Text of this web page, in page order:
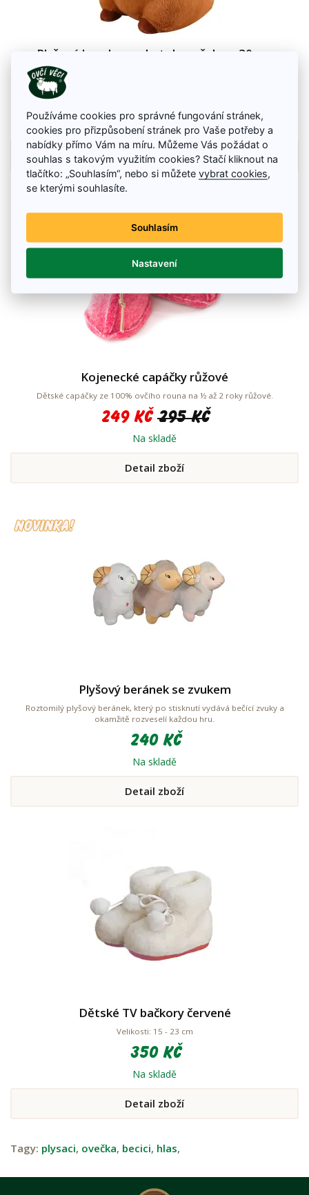
Plyšová kapybara s batohem želvou 30 cm
Je ideálním společníkem pro děti všech věkových kategorií a zároveň
stylovým doplňkem každého dětského pokojíčku.
Na skladě
Detail zboží
Kojenecké capáčky růžové
Dětské capáčky ze 100% ovčího rouna na ½ až 2 roky růžové.
249 Kč 295 Kč
Na skladě
Detail zboží
Plyšový beránek se zvukem
Roztomilý plyšový beránek, který po stisknutí vydává bečící zvuky a
okamžitě rozveselí každou hru.
240 Kč
Na skladě
Detail zboží
Dětské TV bačkory červené
Velikosti: 15 - 23 cm
350 Kč
Na skladě
Detail zboží
Tagy: plysaci, ovečka, becici, hlas,
Používáme cookies pro správné fungování stránek,
cookies pro přizpůsobení stránek pro Vaše potřeby a
nabídky přímo Vám na míru. Můžeme Vás požádat o
souhlas s takovým využitím cookies? Stačí kliknout na
tlačítko: „Souhlasím“, nebo si můžetevybrat cookies
se kterými souhlasíte.
Souhlasím
Nastavení